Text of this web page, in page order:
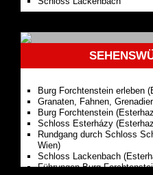
Burg Forchtenstein erleben
Granaten, Fahnen,
Burg Forchtenstein
Rundgang durch Schloss
Wien)
Schloss Lackenbach
Führungen Burg
Stephansdom Wien
Schloss Schönbrunn Wien
Wiener Rathaus
Hofburg Wien